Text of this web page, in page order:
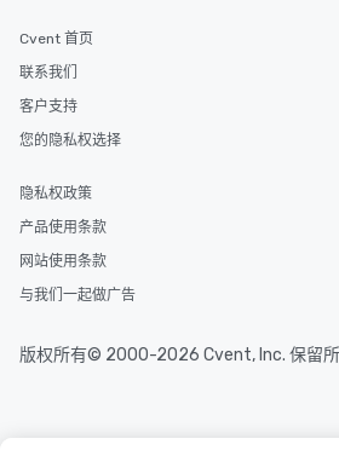
Cvent 首页
联系我们
客户支持
您的隐私权选择
隐私权政策
产品使用条款
网站使用条款
与我们一起做广告
版权所有© 2000-2026 Cvent, Inc. 保留所